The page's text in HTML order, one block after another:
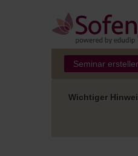
Seminar
Wichtiger